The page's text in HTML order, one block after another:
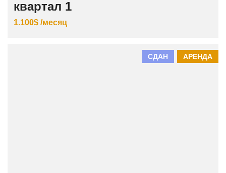
квартал 1
1.100$ /месяц
АРЕНДА
СДАН